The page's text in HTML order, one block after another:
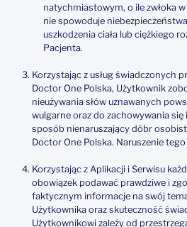
natychmiastowym, o ile zwłoka
nie spowoduje
uszkodzenia ciała lub ciężkiego
Pacjenta.
Korzystając z usług świadczonych
Doctor One Polska, Użytkownik
nieużywania słów uznawanych
wulgarne oraz do zachowywania
sposób nienaruszający dóbr
Doctor One Polska. Naruszenie tego
Korzystając z Aplikacji i Serwisu
obowiązek podawać prawdziwe i
faktycznym informacje na swój
Użytkownika oraz skuteczność
Użytkownikowi zależy od